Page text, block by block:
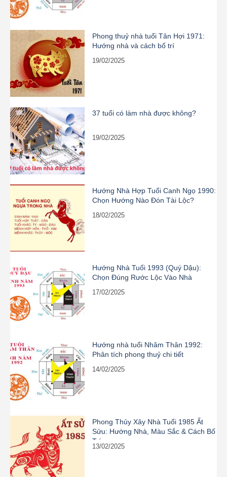
Phong thuỷ nhà tuổi Tân Hợi 1971:
Hướng nhà và cách bố trí
19/02/2025
37 tuổi có làm nhà được không?
19/02/2025
Hướng Nhà Hợp Tuổi Canh Ngọ 1990:
Chọn Hướng Nào Đón Tài Lộc?
18/02/2025
Hướng Nhà Tuổi 1993 (Quý Dậu):
Chọn Đúng Rước Lộc Vào Nhà
17/02/2025
Hướng nhà tuổi Nhâm Thân 1992:
Phân tích phong thuỷ chi tiết
14/02/2025
Phong Thủy Xây Nhà Tuổi 1985 Ất
Sửu: Hướng Nhà, Màu Sắc & Cách Bố
Trí
13/02/2025